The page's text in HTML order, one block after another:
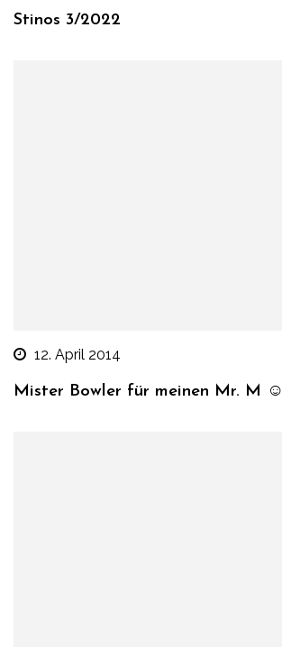
Stinos 3/2022
12. April 2014
Mister Bowler für meinen Mr. M ☺